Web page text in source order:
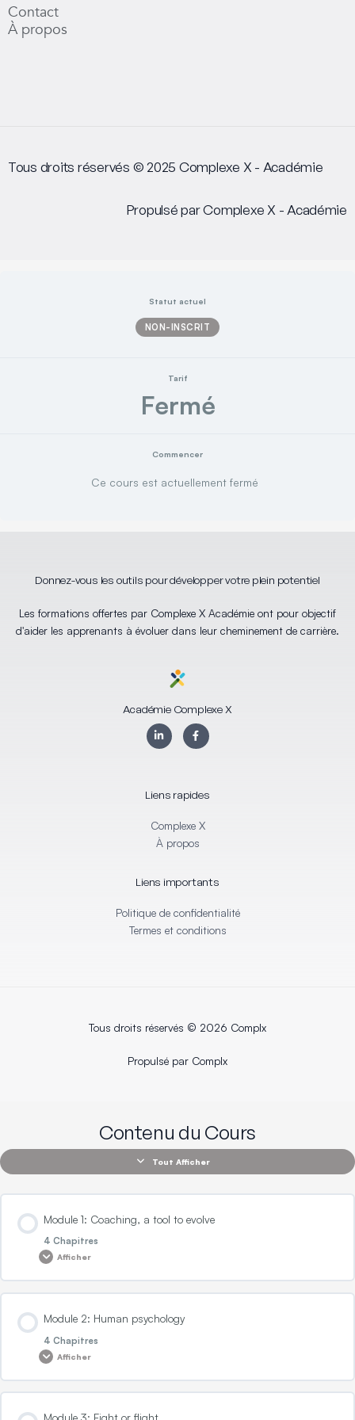
Contact
À propos
Tous droits réservés © 2025 Complexe X - Académie
Propulsé par Complexe X - Académie
Statut actuel
NON-INSCRIT
Tarif
Fermé
Commencer
Ce cours est actuellement fermé
Donnez-vous les outils pour développer votre plein potentiel
Les formations offertes par Complexe X Académie ont pour objectif
d'aider les apprenants à évoluer dans leur cheminement de carrière.
Académie Complexe X
L
i
n
n
n
F
a
c
o
k
Liens rapides
Complexe X
À propos
Liens importants
Politique de confidentialité
Termes et conditions
Tous droits réservés © 2026 Complx
Propulsé par Complx
Contenu du Cours
Tout Afficher
Module 1: Coaching, a tool to evolve
4 Chapitres
Afficher
0% TERMINÉ 0/4 Etapes
The past, present and future, understanding the needs of an individual
Module 2: Human psychology
4 Chapitres
Afficher